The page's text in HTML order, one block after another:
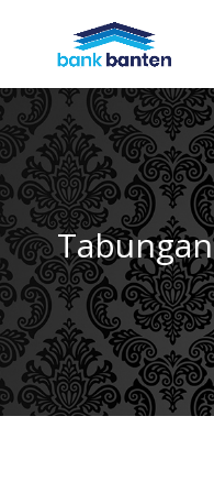
Tabungan